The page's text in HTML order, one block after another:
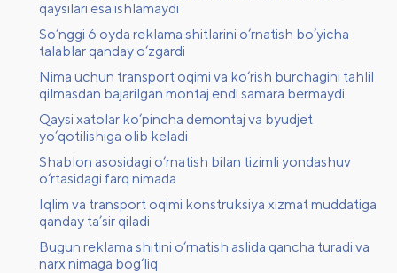
qaysilari esa ishlamaydi
So‘nggi 6 oyda reklama shitlarini o‘rnatish bo‘yicha
talablar qanday o‘zgardi
Nima uchun transport oqimi va ko‘rish burchagini tahlil
qilmasdan bajarilgan montaj endi samara bermaydi
Qaysi xatolar ko‘pincha demontaj va byudjet
yo‘qotilishiga olib keladi
Shablon asosidagi o‘rnatish bilan tizimli yondashuv
o‘rtasidagi farq nimada
Iqlim va transport oqimi konstruksiya xizmat muddatiga
qanday ta’sir qiladi
Bugun reklama shitini o‘rnatish aslida qancha turadi va
narx nimaga bog‘liq